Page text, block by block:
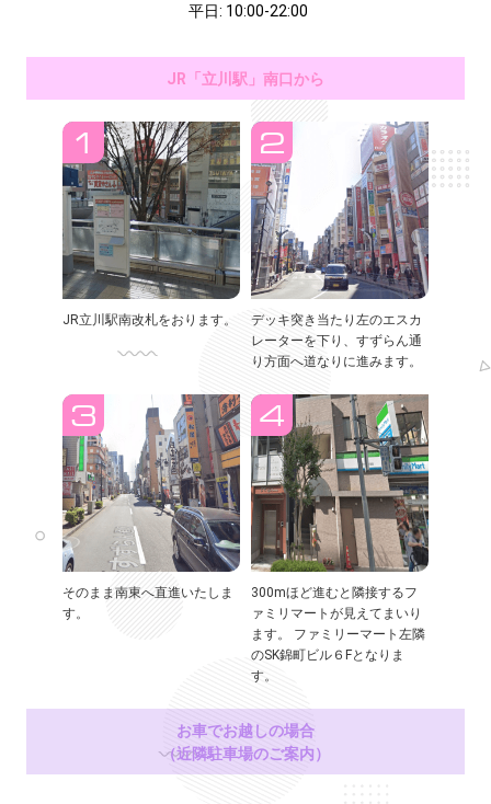
平日: 10:00-22:00
JR「立川駅」南口から
JR立川駅南改札をおります。
デッキ突き当たり左のエスカ
レーターを下り、すずらん通
り方面へ道なりに進みます。
そのまま南東へ直進いたしま
す。
300mほど進むと隣接するフ
ァミリマートが見えてまいり
ます。 ファミリーマート左隣
のSK錦町ビル６Fとなりま
す。
お車でお越しの場合
（近隣駐車場のご案内）